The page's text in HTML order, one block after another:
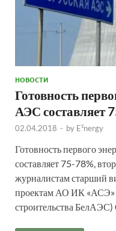
НОВОСТИ
Готовность
АЭС составляет
02.04.2018 - by E²nergy
Готовность первого
составляет 75-78%,
журналистам старший
проектам АО ИК «АСЭ»
строительства